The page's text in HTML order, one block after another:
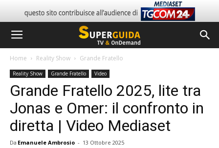
Home Reality Show Grande Fratello
Reality Show Grande Fratello Video
Grande Fratello 2025, lite tra
Jonas e Omer: il confronto in
diretta | Video Mediaset
Da Emanuele Ambrosio - 13 Ottobre 2025